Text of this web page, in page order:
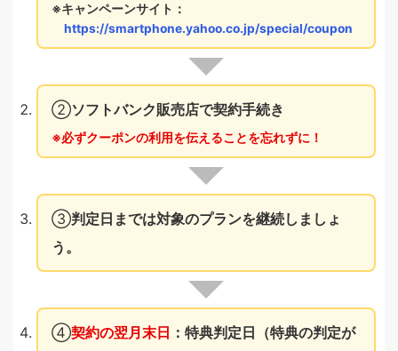
キャンペーンサイト：
https://smartphone.yahoo.co.jp/special/coupon
②ソフトバンク販売店で契約手続き
必ずクーポンの利用を伝えることを忘れずに！
③判定日までは対象のプランを継続しましょ
う。
④契約の翌月末日 ：特典判定日（特典の判定が